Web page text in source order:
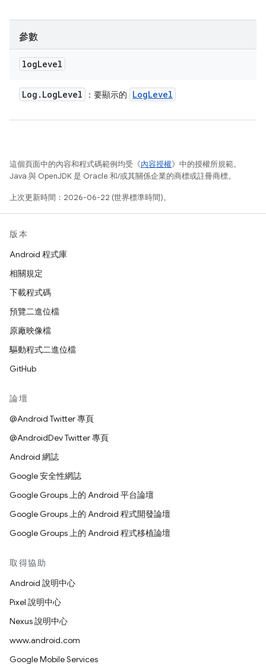
參數
logLevel
Log . LogLevel ：要顯示的 LogLevel
這個頁面中的內容和程式碼範例均受《內容授權》中的授權所規範。
Java 與 OpenJDK 是 Oracle 和/或其關係企業的商標或註冊商標。
上次更新時間：2026-06-22 (世界標準時間)。
版本
Android 程式庫
相關規定
下載程式碼
預覽二進位檔
原廠映像檔
驅動程式二進位檔
GitHub
論壇
@Android Twitter 專頁
@AndroidDev Twitter 專頁
Android 網誌
Google 安全性網誌
Google Groups 上的 Android 平台論壇
Google Groups 上的 Android 程式開發論壇
Google Groups 上的 Android 程式移植論壇
取得協助
Android 說明中心
Pixel 說明中心
Nexus 說明中心
www.android.com
Google Mobile Services